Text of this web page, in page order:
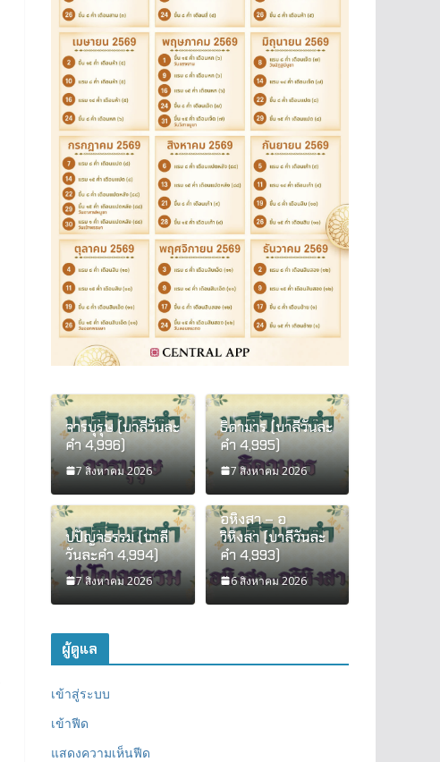
จารบุรุษ (บาลีวันละ
คำ 4,996)
7 สิงหาคม 2026
ธิดามาร (บาลีวันละ
คำ 4,995)
7 สิงหาคม 2026
ปปัญจธรรม (บาลี
วันละคำ 4,994)
7 สิงหาคม 2026
อหิงสา – อ
วิหิงสา (บาลีวันละ
คำ 4,993)
6 สิงหาคม 2026
ผู้ดูแล
เข้าสู่ระบบ
เข้าฟีด
แสดงความเห็นฟีด